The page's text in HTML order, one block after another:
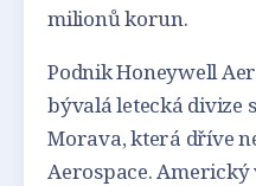
milionů korun.
Podnik Honeywell
bývalá letecká divize
Morava, která dříve
Aerospace.